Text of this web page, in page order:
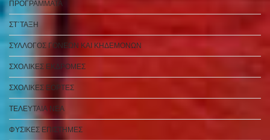
ΠΡΟΓΡΑΜΜΑΤΑ
ΣΤ΄ΤΑΞΗ
ΣΥΛΛΟΓΟΣ ΓΟΝΕΩΝ ΚΑΙ ΚΗΔΕΜΟΝΩΝ
ΣΧΟΛΙΚΕΣ ΕΚΔΡΟΜΕΣ
ΣΧΟΛΙΚΕΣ ΕΟΡΤΕΣ
ΤΕΛΕΥΤΑΙΑ ΝΕΑ
ΦΥΣΙΚΕΣ ΕΠΙΣΤΗΜΕΣ